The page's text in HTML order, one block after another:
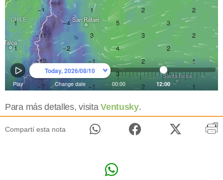
Para más detalles, visitaVentusky.
Compartí esta nota